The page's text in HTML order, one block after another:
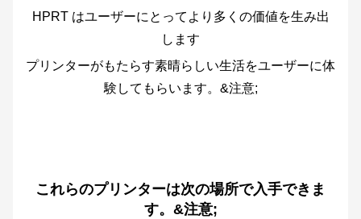
HPRT はユーザーにとってより多くの価値を生み出
します
プリンターがもたらす素晴らしい生活をユーザーに体
験してもらいます。&注意;
これらのプリンターは次の場所で入手できま
す。&注意;